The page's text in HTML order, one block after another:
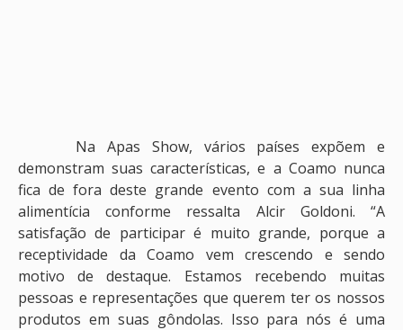
Na Apas Show, vários países expõem e
demonstram suas características, e a Coamo nunca
fica de fora deste grande evento com a sua linha
alimentícia conforme ressalta Alcir Goldoni. “A
satisfação de participar é muito grande, porque a
receptividade da Coamo vem crescendo e sendo
motivo de destaque. Estamos recebendo muitas
pessoas e representações que querem ter os nossos
produtos em suas gôndolas. Isso para nós é uma